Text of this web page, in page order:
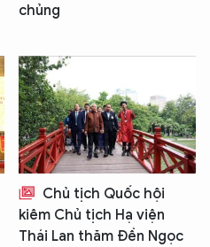
chủng
Chủ tịch Quốc hội
kiêm Chủ tịch Hạ viện
Thái Lan thăm Đền Ngọc